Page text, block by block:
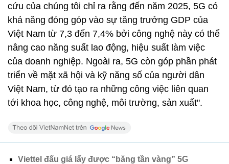
cứu của chúng tôi chỉ ra rằng đến năm 2025, 5G có
khả năng đóng góp vào sự tăng trưởng GDP của
Việt Nam từ 7,3 đến 7,4% bởi công nghệ này có thể
nâng cao năng suất lao động, hiệu suất làm việc
của doanh nghiệp. Ngoài ra, 5G còn góp phần phát
triển về mặt xã hội và kỹ năng số của người dân
Việt Nam, từ đó tạo ra những công việc liên quan
tới khoa học, công nghệ, môi trường, sản xuất".
Viettel đấu giá lấy được “băng tần vàng” 5G